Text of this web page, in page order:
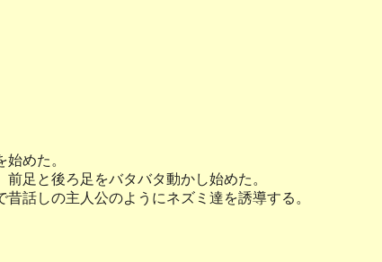
めた。
足と後ろ足をバタバタ動かし始めた。
話しの主人公のようにネズミ達を誘導する。